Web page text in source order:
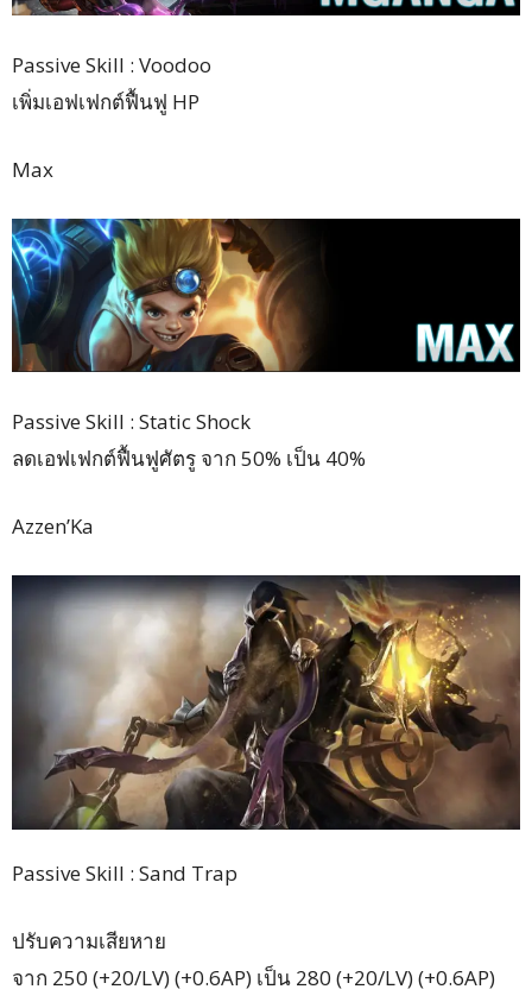
Passive Skill : Voodoo
เพิ่มเอฟเฟกต์ฟื้นฟู HP
Max
Passive Skill : Static Shock
ลดเอฟเฟกต์ฟื้นฟูศัตรู จาก 50% เป็น 40%
Azzen’Ka
Passive Skill : Sand Trap
ปรับความเสียหาย
จาก 250 (+20/LV) (+0.6AP) เป็น 280 (+20/LV) (+0.6AP)